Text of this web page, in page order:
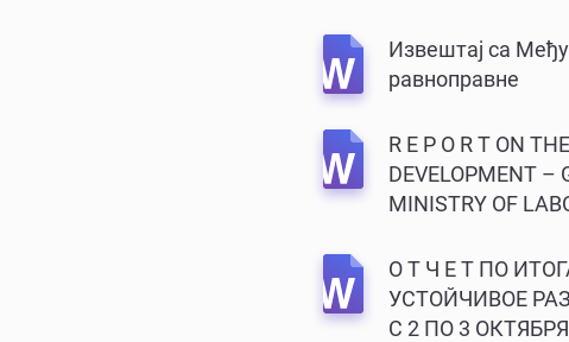
Извештај са
равноправне
R E P O R T ON
DEVELOPMENT –
MINISTRY OF
О Т Ч Е Т ПО
УСТОЙЧИВОЕ
С 2 ПО 3